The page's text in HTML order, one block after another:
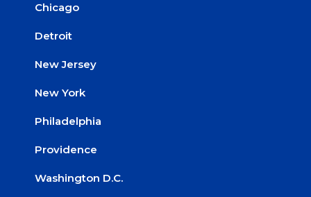
Chicago
Detroit
New Jersey
New York
Philadelphia
Providence
Washington D.C.